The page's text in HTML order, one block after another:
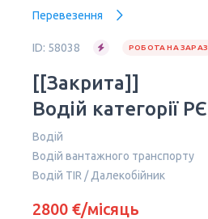
Перевезення
ID: 58038 РОБОТА НА ЗАРАЗ
[[Закрита]]
Водій категорії РЄ
Водій
Водій вантажного транспорту
Водій TIR / Далекобійник
2800 €/місяць